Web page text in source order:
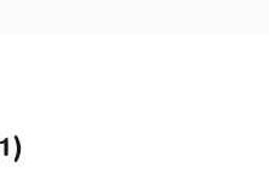
จะเป็นแนวดราม่า ดาร์ค(รึป่าว)
)